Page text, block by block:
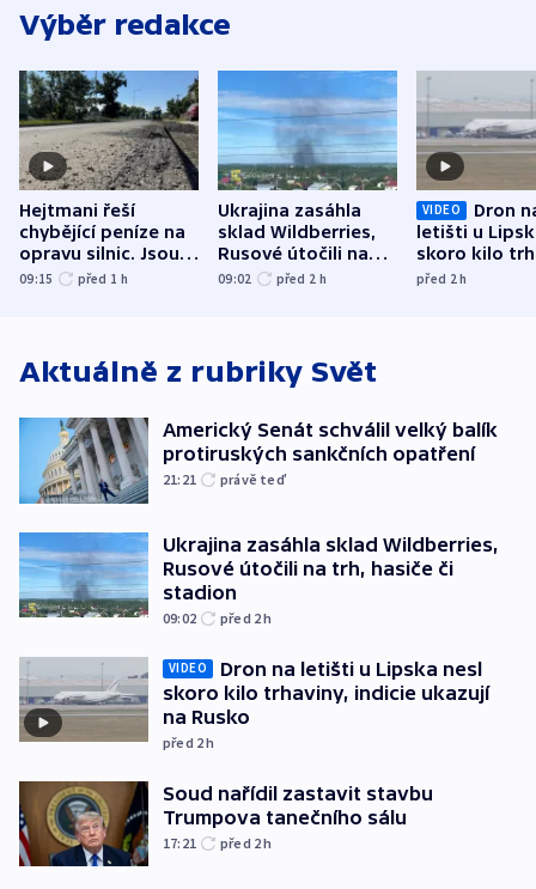
Výběr redakce
Hejtmani řeší
chybějící peníze na
opravu silnic. Jsou
nenárokové, namítá
09:15 před 1 h
Ukrajina zasáhla
sklad Wildberries,
Rusové útočili na
trh, hasiče či
09:02 před 2 h
VIDEO
Dron
letišti u
skoro kilo
indicie
před 2h
Aktuálně z rubriky Svět
Americký Senát schválil velký balík
protiruských sankčních opatření
21:21 právě teď
Ukrajina zasáhla sklad Wildberries,
Rusové útočili na trh, hasiče či
stadion
09:02 před 2h
VIDEO
Dron na letišti u Lipska nesl
skoro kilo trhaviny, indicie ukazují
na Rusko
před 2h
Soud nařídil zastavit stavbu
Trumpova tanečního sálu
17:21 před 2h